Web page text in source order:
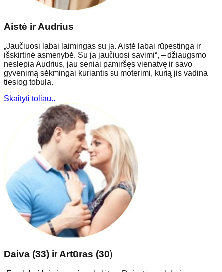
Aistė ir Audrius
„Jaučiuosi labai laimingas su ja. Aistė labai rūpestinga ir
išskirtinė asmenybė. Su ja jaučiuosi savimi“, – džiaugsmo
neslepia Audrius, jau seniai pamiršęs vienatvę ir savo
gyvenimą sėkmingai kuriantis su moterimi, kurią jis vadina
tiesiog tobula.
Skaityti toliau...
Daiva (33) ir Artūras (30)